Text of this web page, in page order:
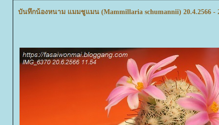
บันทึกน้องหนาม แมมชูแมน (Mammillaria schumannii) 20.4.2566 -